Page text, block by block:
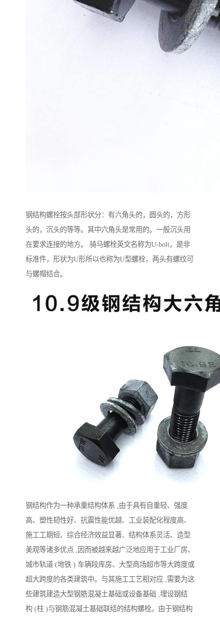
钢结构螺栓按头部形状分：有六角头的，圆头的，方形
头的，沉头的等等。其中六角头是常用的。一般沉头用
在要求连接的地方。 骑马螺栓英文名称为U-bolt，是非
标准件，形状为U形所以也称为U型螺栓，两头有螺纹可
与螺帽结合。
钢结构作为一种承重结构体系 ,由于具有自重轻、强度
高、塑性韧性好、抗震性能优越、工业装配化程度高、
施工工期短、综合经济效益显著、结构体系灵活、造型
美观等诸多优点 ,因而被越来越广泛地应用于工业厂房、
城市轨道 (地铁 ) 车辆段库房、大型商场超市等大跨度或
超大跨度的各类建筑中。与其施工工艺相对应 ,需要为这
些建筑建造大型钢筋混凝土基础或设备基础 ,埋设钢结
构 (柱 )与钢筋混凝土基础联结的结构螺栓。由于钢结构